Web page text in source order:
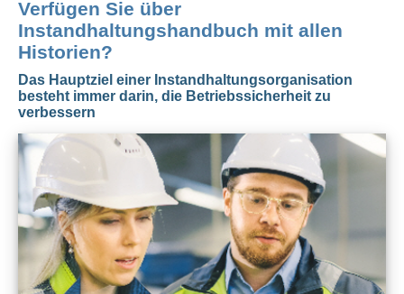
Verfügen Sie über
Instandhaltungshandbuch mit allen
Historien?
Das Hauptziel einer Instandhaltungsorganisation
besteht immer darin, die Betriebssicherheit zu
verbessern